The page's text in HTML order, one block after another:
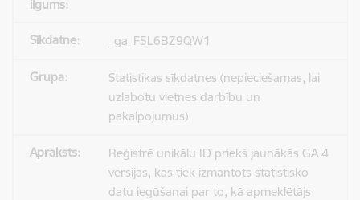
_ga_F5L6BZ9QW1
Statistikas sīkdatnes (nepieciešamas, lai
uzlabotu vietnes darbību un
pakalpojumus)
Reģistrē unikālu ID priekš jaunākās GA 4
versijas, kas tiek izmantots statistisko
datu iegūšanai par to, kā apmeklētājs